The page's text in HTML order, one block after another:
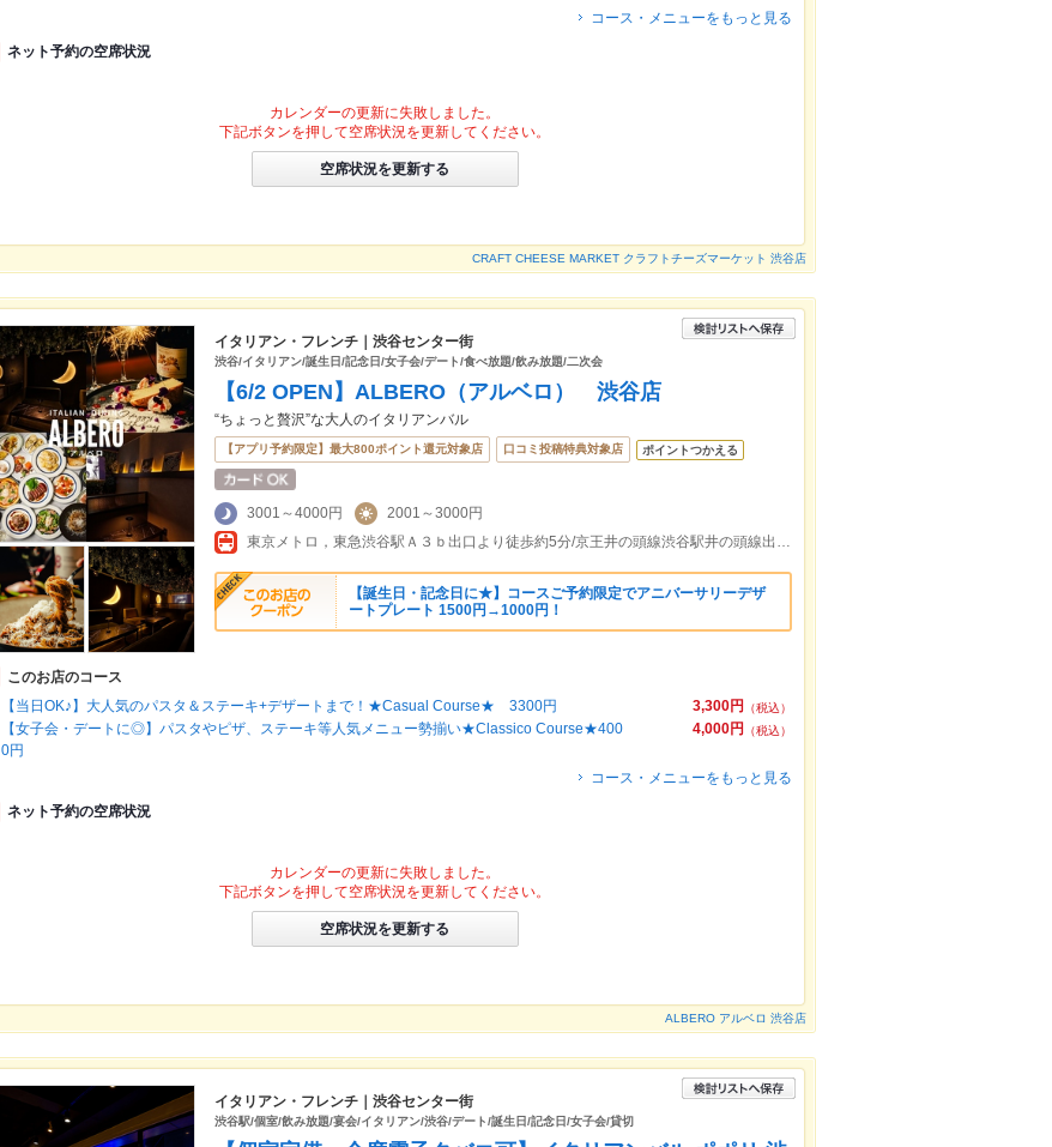
コース・メニューをもっと見る
ネット予約の空席状況
カレンダーの更新に失敗しました。
下記ボタンを押して空席状況を更新してください。
空席状況を更新する
CRAFT CHEESE MARKET クラフトチーズマーケット 渋谷店
イタリアン・フレンチ｜渋谷センター街
渋谷/イタリアン/誕生日/記念日/女子会/デート/食べ放題/飲み放題/二次会
【6/2 OPEN】ALBERO（アルベロ） 渋谷店
“ちょっと贅沢”な大人のイタリアンバル
【アプリ予約限定】最大800ポイント還元対象店 口コミ投稿特典対象店 ポイントつかえる
3001～4000円
2001～3000円
東京メトロ，東急渋谷駅Ａ３ｂ出口より徒歩約5分/京王井の頭線渋谷駅井の頭線出口(スクランブル交差点)より徒歩約7分
【誕生日・記念日に★】コースご予約限定でアニバーサリーデザ
ートプレート 1500円→1000円！
このお店のコース
3,300円
（税込）
【当日OK♪】大人気のパスタ＆ステーキ+デザートまで！★Casual Course★ 3300円
4,000円
（税込）
【女子会・デートに◎】パスタやピザ、ステーキ等人気メニュー勢揃い★Classico Course★400
0円
コース・メニューをもっと見る
ネット予約の空席状況
カレンダーの更新に失敗しました。
下記ボタンを押して空席状況を更新してください。
空席状況を更新する
ALBERO アルベロ 渋谷店
イタリアン・フレンチ｜渋谷センター街
渋谷駅/個室/飲み放題/宴会/イタリアン/渋谷/デート/誕生日/記念日/女子会/貸切